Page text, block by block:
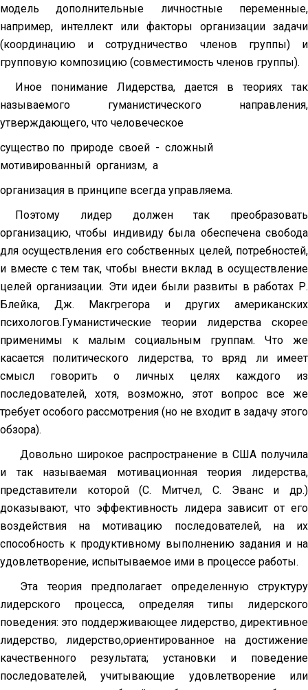
модель дополнительные личностные переменные,
например, интеллект или факторы организации задачи
(координацию и сотрудничество членов группы) и
групповую композицию (совместимость членов группы).
Иное понимание Лидерства, дается в теориях так
называемого гуманистического направления,
утверждающего, что человеческое
существо по природе своей - сложный
мотивированный организм, а
организация в принципе всегда управляема.
Поэтому лидер должен так преобразовать
организацию, чтобы индивиду была обеспечена свобода
для осуществления его собственных целей, потребностей,
и вместе с тем так, чтобы внести вклад в осуществление
целей организации. Эти идеи были развиты в работах Р.
Блейка, Дж. Макгрегора и других американских
психологов.Гуманистические теории лидерства скорее
применимы к малым социальным группам. Что же
касается политического лидерства, то вряд ли имеет
смысл говорить о личных целях каждого из
последователей, хотя, возможно, этот вопрос все же
требует особого рассмотрения (но не входит в задачу этого
обзора).
Довольно широкое распространение в США получила
и так называемая мотивационная теория лидерства,
представители которой (С. Митчел, С. Эванс и др.)
доказывают, что эффективность лидера зависит от его
воздействия на мотивацию последователей, на их
способность к продуктивному выполнению задания и на
удовлетворение, испытываемое ими в процессе работы.
Эта теория предполагает определенную структуру
лидерского процесса, определяя типы лидерского
поведения: это поддерживающее лидерство, директивное
лидерство, лидерство,ориентированное на достижение
качественного результата; установки и поведение
последователей, учитывающие удовлетворение или